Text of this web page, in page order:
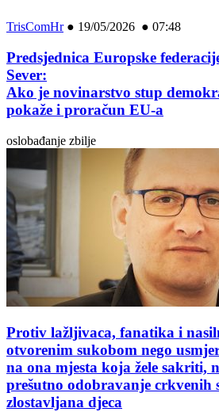
TrisComHr● 19/05/2026 ● 07:48
Predsjednica Europske
Sever:
Ako je novinarstvo stup
pokaže i proračun EU-a
oslobađanje zbilje
Protiv lažljivaca, fanatika i
otvorenim sukobom nego
na ona mjesta koja žele sakriti,
prešutno odobravanje crkvenih
zlostavljana djeca